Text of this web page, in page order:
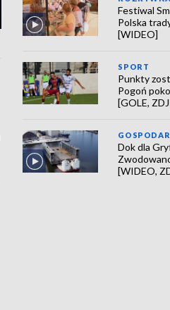
Festiwal
Polska
[WIDEO]
SPORT
Punkty
Pogoń
[GOLE,
Dok dla
[WIDEO,